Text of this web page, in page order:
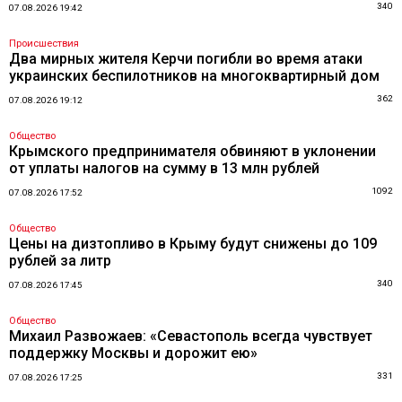
07.08.2026 19:42 340
Происшествия
Два мирных жителя Керчи погибли во время атаки
украинских беспилотников на многоквартирный дом
07.08.2026 19:12 362
Общество
Крымского предпринимателя обвиняют в уклонении
от уплаты налогов на сумму в 13 млн рублей
07.08.2026 17:52 1092
Общество
Цены на дизтопливо в Крыму будут снижены до 109
рублей за литр
07.08.2026 17:45 340
Общество
Михаил Развожаев: «Севастополь всегда чувствует
поддержку Москвы и дорожит ею»
07.08.2026 17:25 331